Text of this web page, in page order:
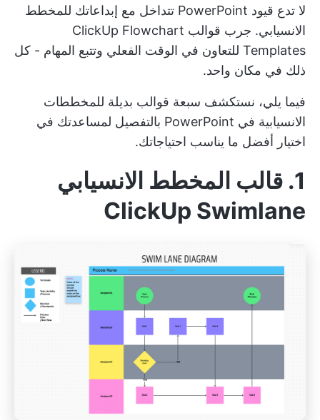
لا تدع قيود PowerPoint تتداخل مع إبداعاتك للمخطط
الانسيابي. جرب قوالب ClickUp Flowchart
Templates للتعاون في الوقت الفعلي وتتبع المهام - كل
ذلك في مكان واحد.
فيما يلي، نستكشف سبعة قوالب بديلة للمخططات
الانسيابية في PowerPoint بالتفصيل لمساعدتك في
اختيار أفضل ما يناسب احتياجاتك.
1. قالب المخطط الانسيابي
ClickUp Swimlane